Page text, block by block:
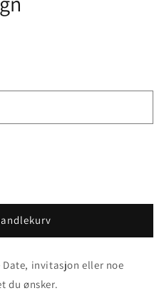
invitasjon eller noe
du ønsker.